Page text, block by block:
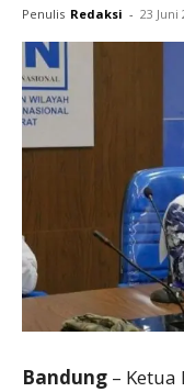
Penulis Redaksi - 23 Juni
Bandung –